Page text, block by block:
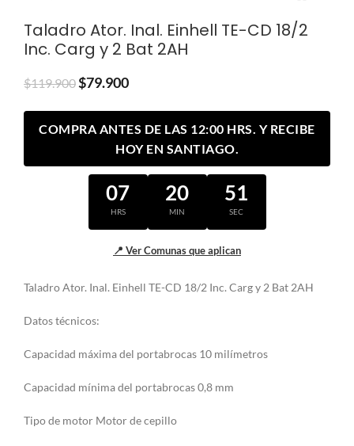
Taladro Ator. Inal. Einhell TE-CD 18/2
Inc. Carg y 2 Bat 2AH
$119.900$79.900
COMPRA ANTES DE LAS 12:00 HRS. Y RECIBE
HOY EN SANTIAGO.
07
HRS
20
MIN
51
SEC
📍 Ver Comunas que aplican
Taladro Ator. Inal. Einhell TE-CD 18/2 Inc. Carg y 2 Bat 2AH
Datos técnicos:
Capacidad máxima del portabrocas 10 milímetros
Capacidad mínima del portabrocas 0,8 mm
Tipo de motor Motor de cepillo